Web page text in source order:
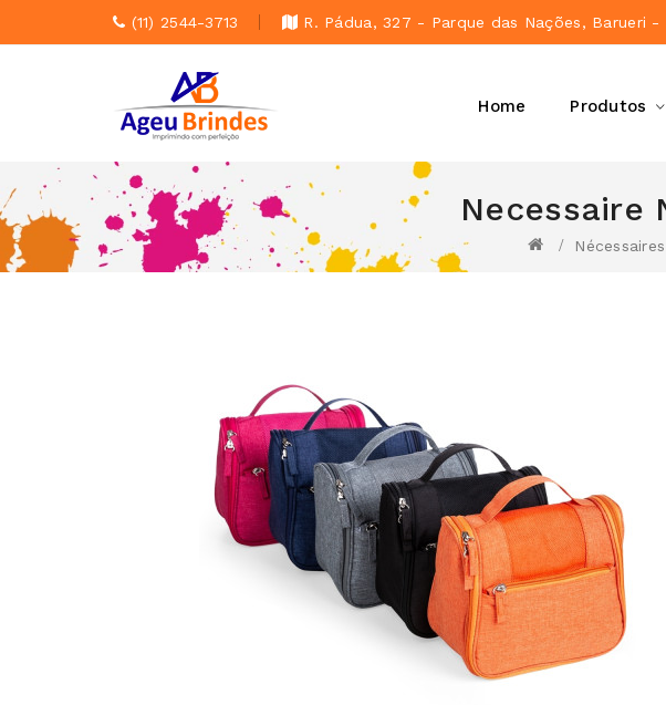
(11) 2544-3713 R. Pádua, 327 - Parque das Nações, Barueri -
Home Produtos
Necessaire
Nécessaires